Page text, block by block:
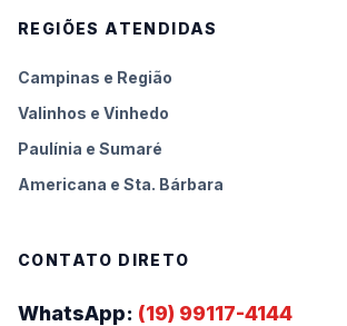
REGIÕES ATENDIDAS
Campinas e Região
Valinhos e Vinhedo
Paulínia e Sumaré
Americana e Sta. Bárbara
CONTATO DIRETO
WhatsApp: (19) 99117-4144